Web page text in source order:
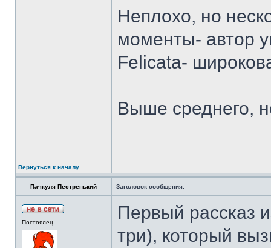
Неплохо, но
моменты- автор
Felicata-
Выше среднего,
Вернуться к началу
Пачкуля Пестренький Заголовок сообщения:
Постоялец
Первый рассказ
три), который